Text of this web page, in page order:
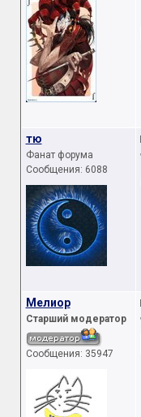
тю
Фанат форума
Сообщения: 6088
Мелиор
Старший модератор
Сообщения: 35947